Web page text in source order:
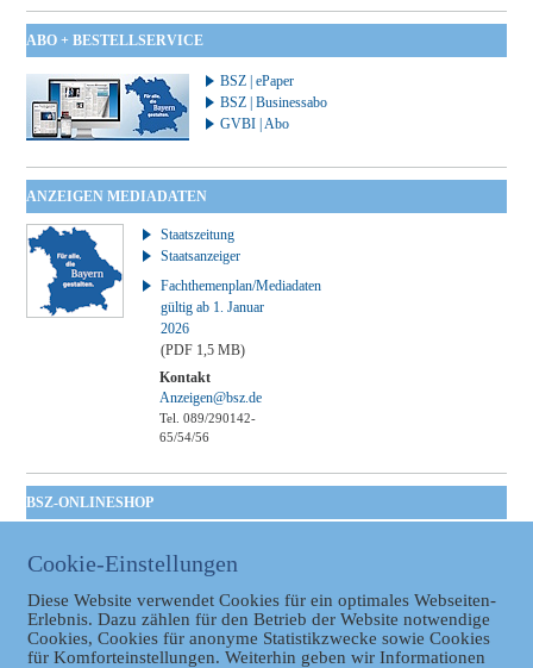
ABO + BESTELLSERVICE
BSZ | ePaper
BSZ | Businessabo
GVBI | Abo
ANZEIGEN MEDIADATEN
Staatszeitung
Staatsanzeiger
Fachthemenplan/Mediadaten
gültig ab 1. Januar
2026
(PDF 1,5 MB)
Kontakt
Anzeigen@bsz.de
Tel. 089/290142-
65/54/56
BSZ-ONLINESHOP
Taschenbuch
Cookie-Einstellungen
Diese Website verwendet Cookies für ein optimales Webseiten-
Erlebnis. Dazu zählen für den Betrieb der Website notwendige
Cookies, Cookies für anonyme Statistikzwecke sowie Cookies
für Komforteinstellungen. Weiterhin geben wir Informationen